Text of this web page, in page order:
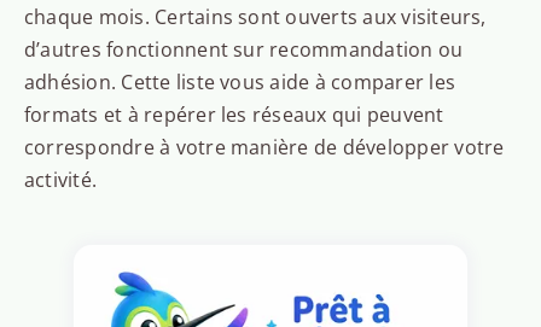
chaque mois. Certains sont ouverts aux visiteurs,
d’autres fonctionnent sur recommandation ou
adhésion. Cette liste vous aide à comparer les
formats et à repérer les réseaux qui peuvent
correspondre à votre manière de développer votre
activité.